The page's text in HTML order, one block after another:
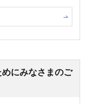
にみなさまのご